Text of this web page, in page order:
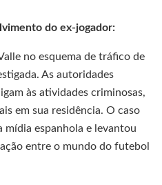
do ex-jogador:
no esquema de tráfico de
As autoridades
às atividades criminosas,
em sua residência. O caso
mídia espanhola e levantou
entre o mundo do futebol